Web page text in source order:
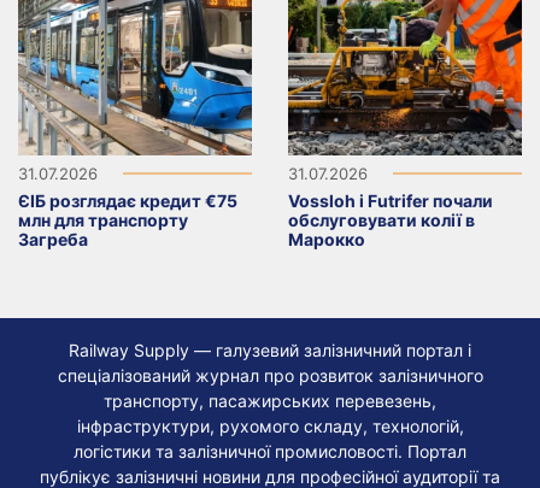
31.07.2026
ЄІБ розглядає кредит €75
млн для транспорту
Загреба
31.07.2026
Vossloh і Futrifer почали
обслуговувати колії в
Марокко
Railway Supply — галузевий залізничний портал і
спеціалізований журнал про розвиток залізничного
транспорту, пасажирських перевезень,
інфраструктури, рухомого складу, технологій,
логістики та залізничної промисловості. Портал
публікує залізничні новини для професійної аудиторії та